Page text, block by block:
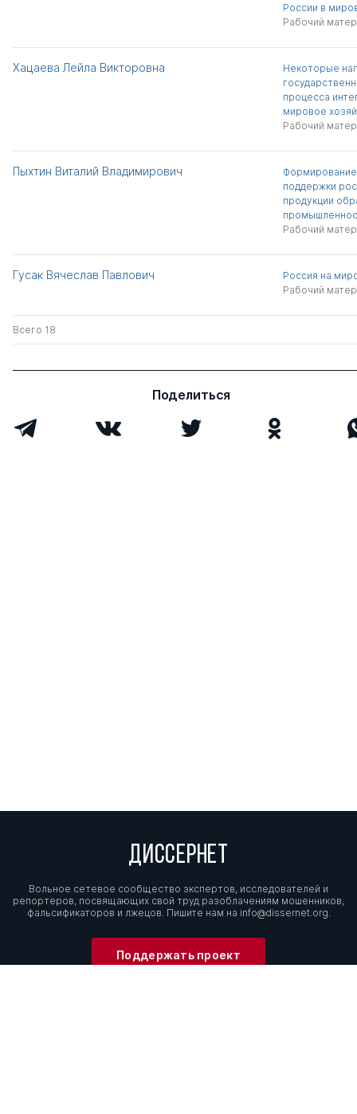
России в
Рабочий
Хацаева Лейла Викторовна
Некоторые
процесса
мировое
Рабочий
Пыхтин Виталий Владимирович
поддержки
продукции
Рабочий
Гусак Вячеслав Павлович
Россия на
Рабочий
Всего 18
Поделиться
ДИССЕРНЕТ
Вольное сетевое сообщество экспертов, исследователей и
репортеров, посвящающих свой труд разоблачениям мошенников,
фальсификаторов и лжецов. Пишите нам на info@dissernet.org.
Поддержать проект